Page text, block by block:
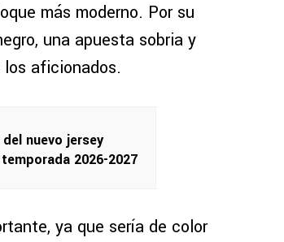
más moderno. Por su
una apuesta sobria y
aficionados.
nuevo jersey
2026-2027
ya que sería de color